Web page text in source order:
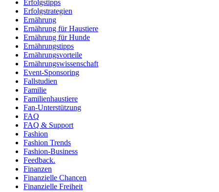
Erfolgstipps
Erfolgstrategien
Ernährung
Ernährung für Haustiere
Ernährung für Hunde
Ernährungstipps
Ernährungsvorteile
Ernährungswissenschaft
Event-Sponsoring
Fallstudien
Familie
Familienhaustiere
Fan-Unterstützung
FAQ
FAQ & Support
Fashion
Fashion Trends
Fashion-Business
Feedback.
Finanzen
Finanzielle Chancen
Finanzielle Freiheit